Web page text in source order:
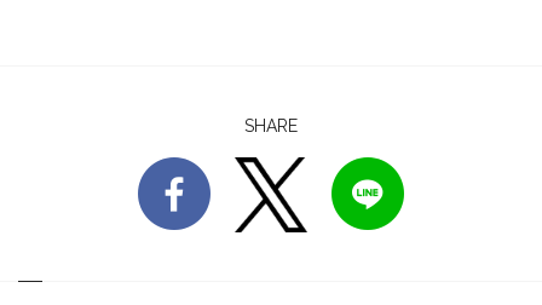
SHARE